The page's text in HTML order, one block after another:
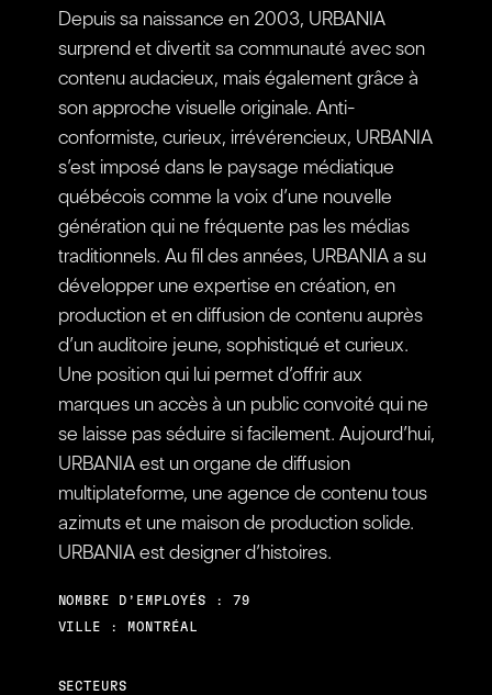
Depuis sa naissance en 2003, URBANIA
surprend et divertit sa communauté avec son
contenu audacieux, mais également grâce à
son approche visuelle originale. Anti-
conformiste, curieux, irrévérencieux, URBANIA
s’est imposé dans le paysage médiatique
québécois comme la voix d’une nouvelle
génération qui ne fréquente pas les médias
traditionnels. Au fil des années, URBANIA a su
développer une expertise en création, en
production et en diffusion de contenu auprès
d’un auditoire jeune, sophistiqué et curieux.
Une position qui lui permet d’offrir aux
marques un accès à un public convoité qui ne
se laisse pas séduire si facilement. Aujourd’hui,
URBANIA est un organe de diffusion
multiplateforme, une agence de contenu tous
azimuts et une maison de production solide.
URBANIA est designer d’histoires.
NOMBRE D’EMPLOYÉS : 79
VILLE : MONTRÉAL
SECTEURS